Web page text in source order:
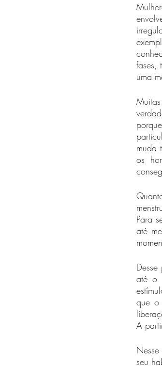
fases,
uma
muda
os
Para
até
até o
que o
A
seu